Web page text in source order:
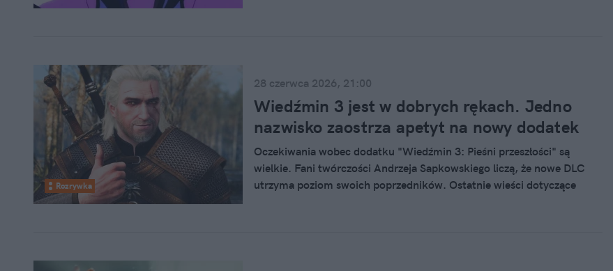
Rozrywka
28 czerwca 2026, 21:00
Wiedźmin 3 jest w dobrych rękach. Jedno
nazwisko zaostrza apetyt na nowy dodatek
Oczekiwania wobec dodatku "Wiedźmin 3: Pieśni przeszłości" są
wielkie. Fani twórczości Andrzeja Sapkowskiego liczą, że nowe DLC
utrzyma poziom swoich poprzedników. Ostatnie wieści dotyczące